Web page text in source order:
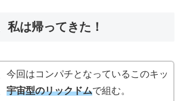
私は帰ってきた！
今回はコンパチとなっているこのキッ
宇宙型のリックドムで組む。